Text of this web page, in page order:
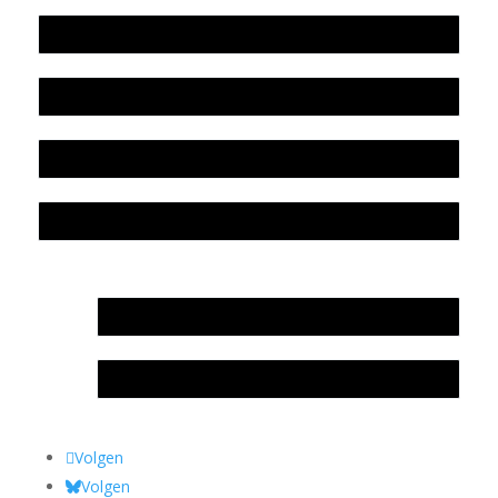
Volgen
Volgen